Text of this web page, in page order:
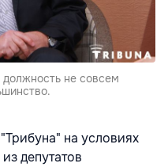
не совсем
на условиях
депутатов